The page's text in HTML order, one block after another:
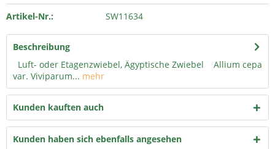
Artikel-Nr.: SW11634
Beschreibung
Luft- oder Etagenzwiebel, Ägyptische Zwiebel Allium cepa
var. Viviparum... mehr
Kunden kauften auch
Kunden haben sich ebenfalls angesehen